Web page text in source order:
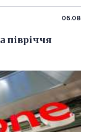
06.08
півріччя